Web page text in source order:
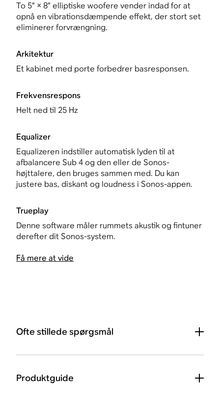
To 5” × 8” elliptiske woofere vender indad for at
opnå en vibrationsdæmpende effekt, der stort set
eliminerer forvrængning.
Arkitektur
Et kabinet med porte forbedrer basresponsen.
Frekvensrespons
Helt ned til 25 Hz
Equalizer
Equalizeren indstiller automatisk lyden til at
afbalancere Sub 4 og den eller de Sonos-
højttalere, den bruges sammen med. Du kan
justere bas, diskant og loudness i Sonos-appen.
Trueplay
Denne software måler rummets akustik og fintuner
derefter dit Sonos-system.
Få mere at vide
Ofte stillede spørgsmål
Produktguide